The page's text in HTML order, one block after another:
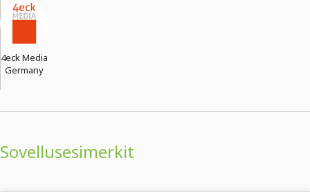
4eck Media
Germany
Sovellusesimerkit